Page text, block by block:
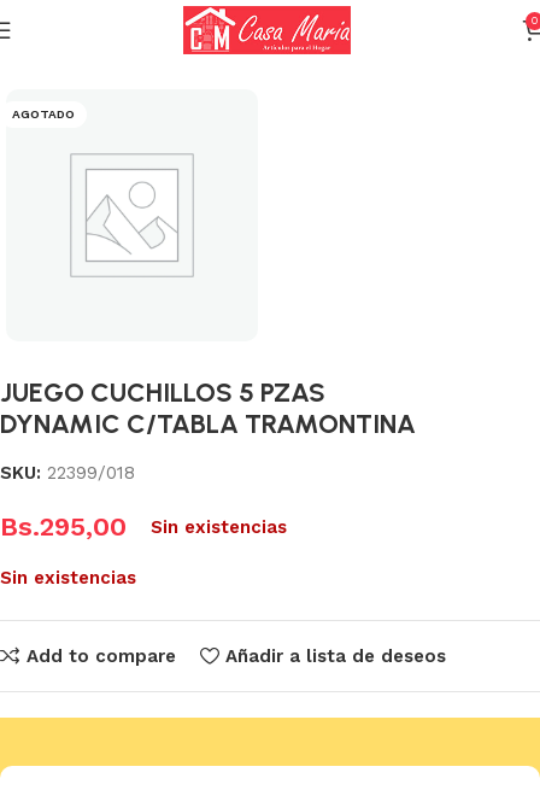
0
Varios (Menaje)
AGOTADO
JUEGO CUCHILLOS 5 PZAS
DYNAMIC C/TABLA TRAMONTINA
SKU: 22399/018
Bs.295,00 Sin existencias
Sin existencias
Add to compare Añadir a lista de deseos